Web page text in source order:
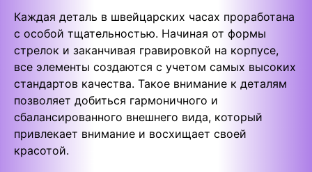
Каждая деталь в швейцарских часах проработана
с особой тщательностью. Начиная от формы
стрелок и заканчивая гравировкой на корпусе,
все элементы создаются с учетом самых высоких
стандартов качества. Такое внимание к деталям
позволяет добиться гармоничного и
сбалансированного внешнего вида, который
привлекает внимание и восхищает своей
красотой.